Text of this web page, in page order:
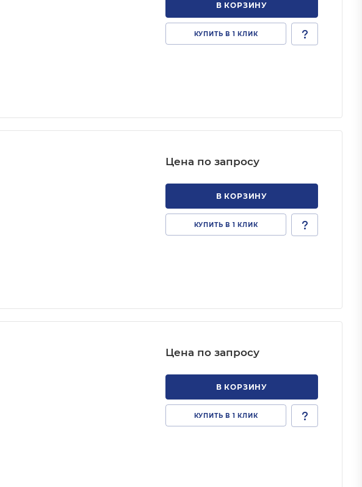
В КОРЗИНУ
КУПИТЬ В 1 КЛИК
Цена по запросу
В КОРЗИНУ
КУПИТЬ В 1 КЛИК
Цена по запросу
В КОРЗИНУ
КУПИТЬ В 1 КЛИК